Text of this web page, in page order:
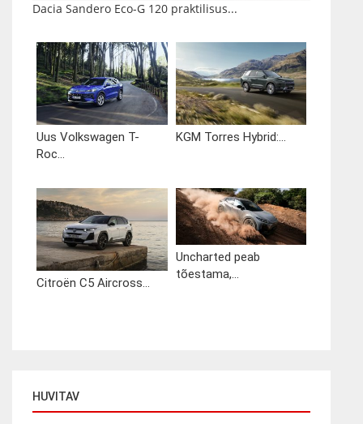
Dacia Sandero Eco-G 120 praktilisus...
Uus Volkswagen T-
Roc...
KGM Torres Hybrid:...
Citroën C5 Aircross...
Uncharted peab
tõestama,...
HUVITAV